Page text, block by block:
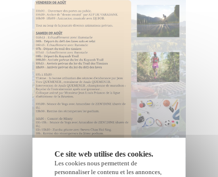
Ce site web utilise des cookies.
Les cookies nous permettent de
personnaliser le contenu et les annonces,